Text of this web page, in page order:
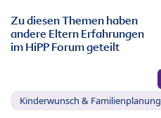
Zu diesen Themen haben
andere Eltern Erfahrungen
im HiPP Forum geteilt
Kinderwunsch & Familienplanung